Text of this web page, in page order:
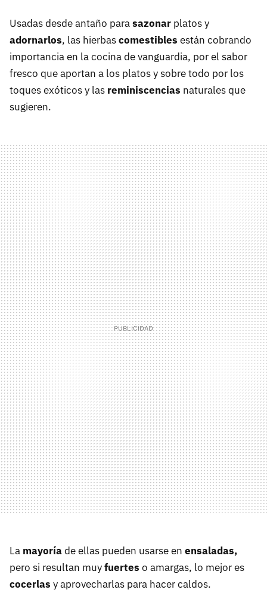
Usadas desde antaño parasazonar platos y
adornarlos, las hierbascomestibles están cobrando
importancia en la cocina de vanguardia, por el sabor
fresco que aportan a los platos y sobre todo por los
toques exóticos y las reminiscencias naturales que
sugieren.
La mayoríade ellas pueden usarse en ensaladas,
pero si resultan muyfuertes o amargas, lo mejor es
cocerlas y aprovecharlas para hacer caldos.